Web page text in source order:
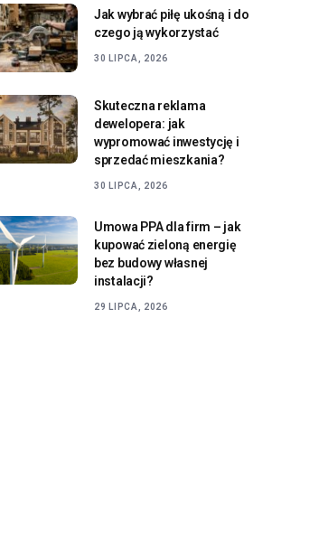
Jak wybrać piłę ukośną i do
czego ją wykorzystać
30 LIPCA, 2026
Skuteczna reklama
dewelopera: jak
wypromować inwestycję i
sprzedać mieszkania?
30 LIPCA, 2026
Umowa PPA dla firm – jak
kupować zieloną energię
bez budowy własnej
instalacji?
29 LIPCA, 2026